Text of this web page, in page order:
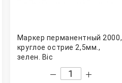
Маркер перманентный 2000,
круглое острие 2,5мм.,
зелен. Bic